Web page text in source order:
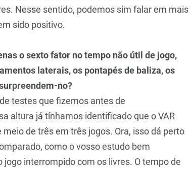
Nesse sentido, podemos sim falar em mais
sido positivo.
o sexto fator no tempo não útil de jogo,
laterais, os pontapés de baliza, os
no?
testes que fizemos antes de
altura já tínhamos identificado que o VAR
de três em três jogos. Ora, isso dá perto
como o vosso estudo bem
interrompido com os livres. O tempo de